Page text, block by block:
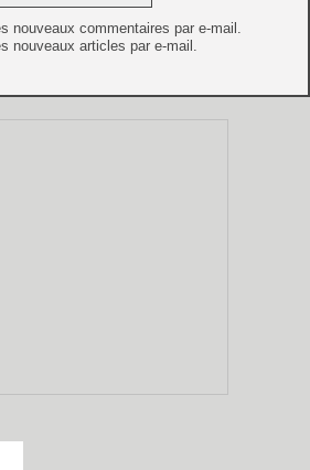
nouveaux commentaires par e-mail.
nouveaux articles par e-mail.